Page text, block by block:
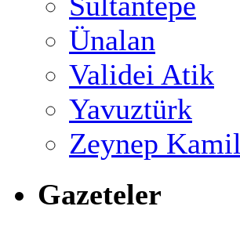
Ünalan
Validei Atik
Yavuztürk
Zeynep Kamil
Gazeteler